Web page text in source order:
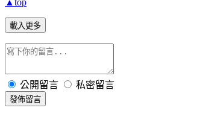
載入更多
公開留言 私密留言
發佈留言